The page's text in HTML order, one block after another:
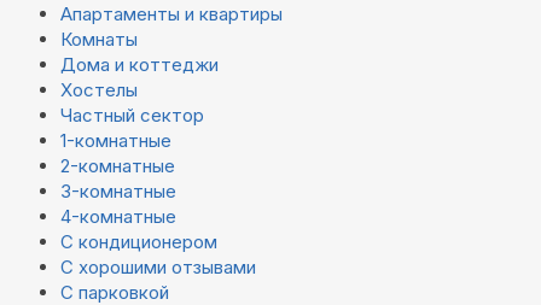
Апартаменты и квартиры
Комнаты
Дома и коттеджи
Хостелы
Частный сектор
1-комнатные
2-комнатные
3-комнатные
4-комнатные
С кондиционером
С хорошими отзывами
С парковкой